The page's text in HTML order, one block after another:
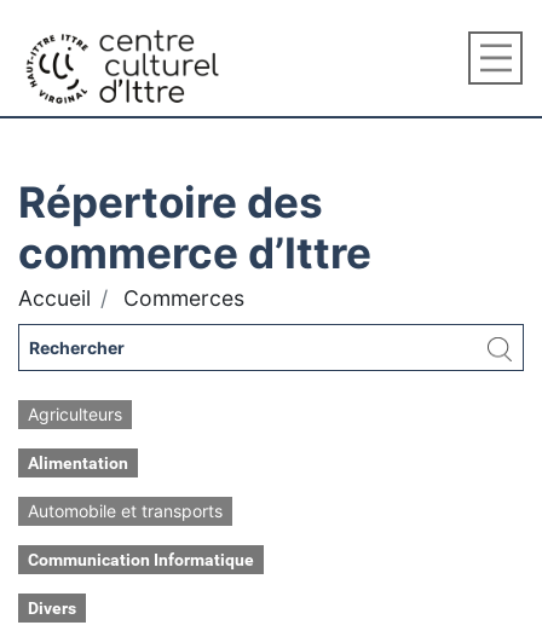
Répertoire des
commerce d’Ittre
Accueil Commerces
Agriculteurs
Alimentation
Automobile et transports
Communication Informatique
Divers